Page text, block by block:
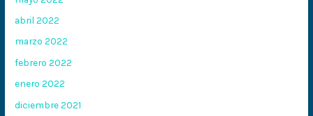
abril 2022
marzo 2022
febrero 2022
enero 2022
diciembre 2021